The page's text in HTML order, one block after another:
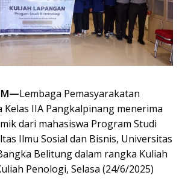
Lembaga Pemasyarakatan
IIA Pangkalpinang menerima
dari mahasiswa Program Studi
Ilmu Sosial dan Bisnis, Universitas
Belitung dalam rangka Kuliah
Penologi, Selasa (24/6/2025)